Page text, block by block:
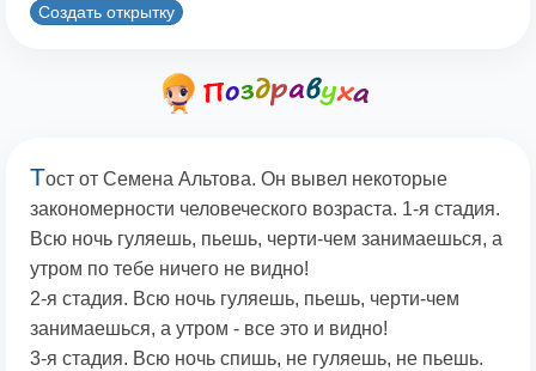
Создать открытку
Тост от Семена Альтова. Он вывел некоторые
закономерности человеческого возраста. 1-я стадия.
Всю ночь гуляешь, пьешь, черти-чем занимаешься, а
утром по тебе ничего не видно!
2-я стадия. Всю ночь гуляешь, пьешь, черти-чем
занимаешься, а утром - все это и видно!
3-я стадия. Всю ночь спишь, не гуляешь, не пьешь.